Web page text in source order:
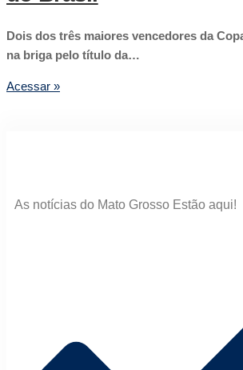
Dois dos três maiores vencedores da
na briga pelo título da…
Acessar »
As notícias do Mato Grosso Estão aqui!